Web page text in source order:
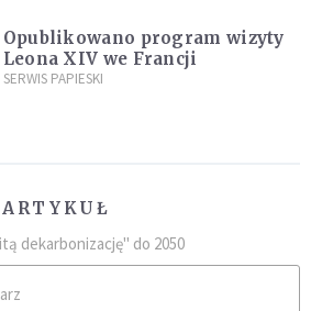
Opublikowano program wizyty
Leona XIV we Francji
SERWIS PAPIESKI
dekarbonizację" do 2050